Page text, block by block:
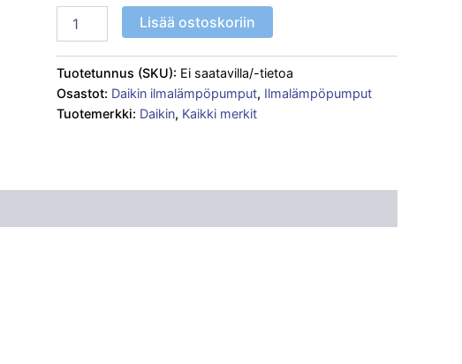
Lisää ostoskoriin
Tuotetunnus (SKU): Ei saatavilla/-tietoa
Osastot: Daikin ilmalämpöpumput, Ilmalämpöpumput
Tuotemerkki: Daikin, Kaikki merkit